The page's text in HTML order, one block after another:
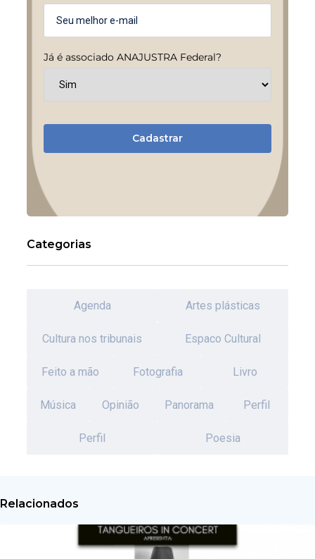
Já é associado ANAJUSTRA Federal?
Cadastrar
Categorias
Agenda Artes plásticas
Cultura nos tribunais Espaco Cultural
Feito a mão Fotografia Livro
Música Opinião Panorama Perfil
Perfil Poesia
Relacionados